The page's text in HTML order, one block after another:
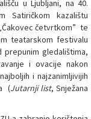
u Ljubljani, na 40.
Satiričkom kazalištu
četvrtkom” te
teatarskom festivalu
prepunim gledalištima,
i ovacije nakon
i najzanimljivijih
(Jutarnji list, Snježana